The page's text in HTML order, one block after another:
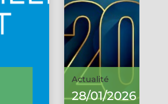
Actualité
28/01/2026